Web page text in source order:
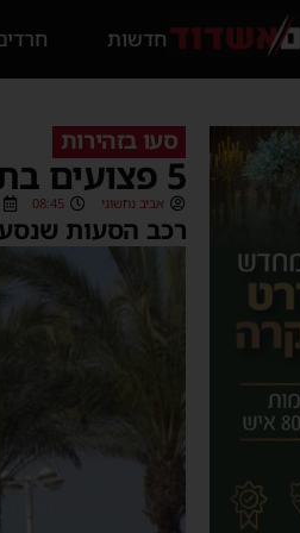
חדשות
סעו בזהירות
5 פצועים בתאונה בעיר
אביב נחשוני 08:45
רכב הסעות